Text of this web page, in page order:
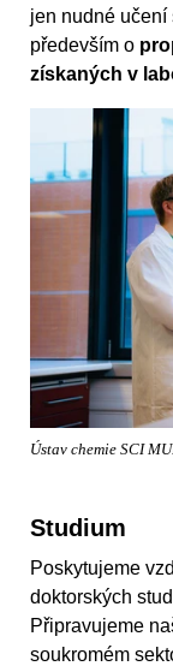
jen nudné učení
především o
získaných v
Ústav chemie SCI
Studium
Poskytujeme
doktorských
Připravujeme
soukromém